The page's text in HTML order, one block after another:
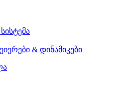
& დინამიკები